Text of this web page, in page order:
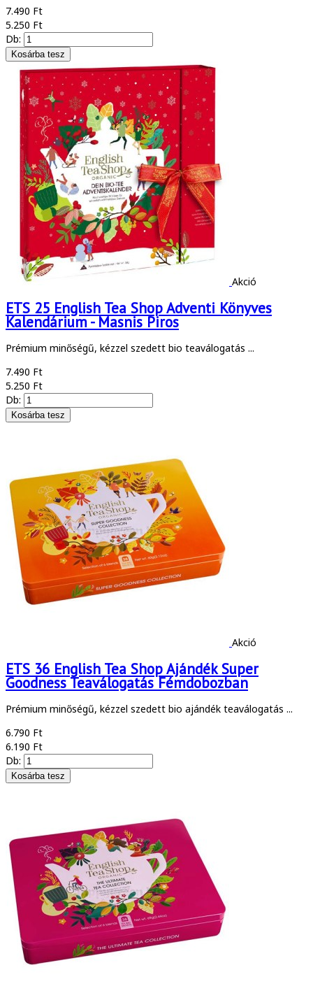
7.490 Ft
5.250 Ft
Db:
Akció
ETS 25 English Tea Shop Adventi Könyves
Kalendárium - Masnis Piros
Prémium minőségű, kézzel szedett bio teaválogatás ...
7.490 Ft
5.250 Ft
Db:
Akció
ETS 36 English Tea Shop Ajándék Super
Goodness Teaválogatás Fémdobozban
Prémium minőségű, kézzel szedett bio ajándék teaválogatás ...
6.790 Ft
6.190 Ft
Db: